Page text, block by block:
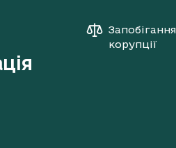
Запобігання
корупції